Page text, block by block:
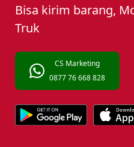
Bisa kirim barang,
Truk
CS Marketing
0877 76 668 828